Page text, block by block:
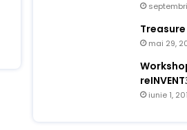
mai 29,
iunie 1,